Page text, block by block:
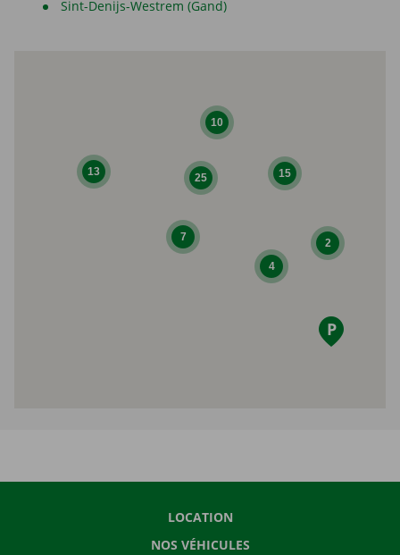
Sint-Denijs-Westrem (Gand)
25 15
13
7
10
4
2
LOCATION
NOS VÉHICULES